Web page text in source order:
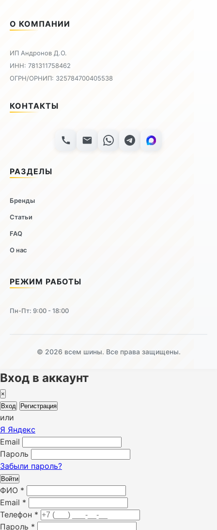
О КОМПАНИИ
ИП Андронов Д.О.
ИНН: 781311758462
ОГРН/ОРНИП: 325784700405538
КОНТАКТЫ
РАЗДЕЛЫ
Бренды
Статьи
FAQ
О нас
РЕЖИМ РАБОТЫ
Пн-Пт: 9:00 - 18:00
© 2026 всем шины. Все права защищены.
Вход в аккаунт
×
Вход
Регистрация
или
Я Яндекс
Email
Пароль
Забыли пароль?
Войти
ФИО *
Email *
Телефон *
Пароль *